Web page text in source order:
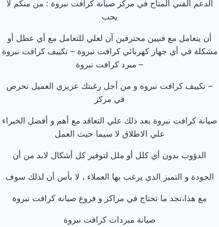
الدعم الفني المتاح في مركز صيانة كرافت نبروة : من منكم لا
يحب
أن يتعامل مع فنيين محترفين آن لعلي للتعامل مع أي عطل أو
مشكلة في أي جهاز كهربائي كرافت نبروة – تكييف كرافت نبروة
– مبرد كرافت نبروة
– تكييف كرافت نبروة و من أجل رغبتك عزيزي العميل نحرص
في مركز
صيانة كرافت نبروة بعد ذلك علي التعاقد مع أهم و أفضل الخبراء
علي الاطلاق لا سيما حيث العمل
الدؤوب بدون أي كلل أو ملل لتوفير كل أشكال لابد من أن
الجودة و التميز الذي يرغب بها العملاء ، لا بأس أن لذلك سوف
مع هذا،تجد ما تحتاج في مراكز و فروع صيانة كرافت نبروة
صيانة مبردات كرافت نبروة